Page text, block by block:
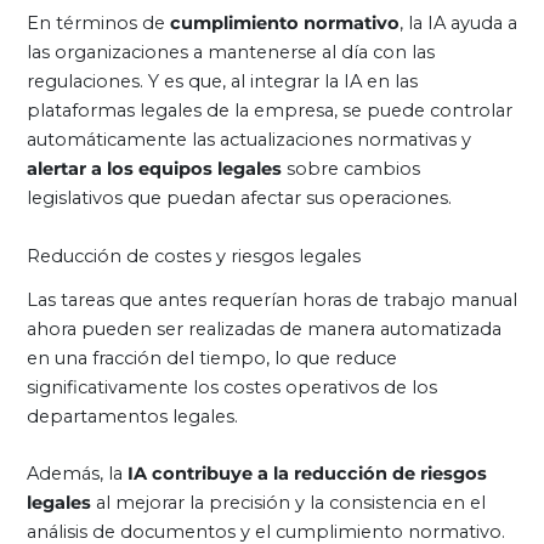
En términos de cumplimiento normativo, la IA ayuda a
las organizaciones a mantenerse al día con las
regulaciones. Y es que, al integrar la IA en las
plataformas legales de la empresa, se puede controlar
automáticamente las actualizaciones normativas y
alertar a los equipos legalessobre cambios
legislativos que puedan afectar sus operaciones.
Reducción de costes y riesgos legales
Las tareas que antes requerían horas de trabajo manual
ahora pueden ser realizadas de manera automatizada
en una fracción del tiempo, lo que reduce
significativamente los costes operativos de los
departamentos legales.
Además, la IA contribuye a la reducción de riesgos
legalesal mejorar la precisión y la consistencia en el
análisis de documentos y el cumplimiento normativo.